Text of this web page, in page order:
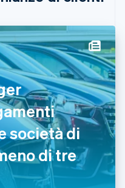
società di
di tre